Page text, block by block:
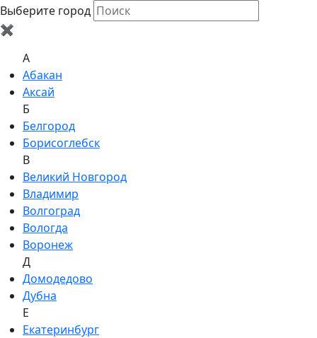
Выберите город
✖
A
Абакан
Аксай
Б
Белгород
Борисоглебск
В
Великий Новгород
Владимир
Волгоград
Вологда
Воронеж
Д
Домодедово
Дубна
Е
Екатеринбург